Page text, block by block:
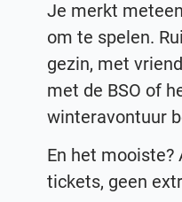
Je merkt
om te spelen.
gezin, met
met de BSO of
winteravontuur
En het mooiste?
tickets, geen